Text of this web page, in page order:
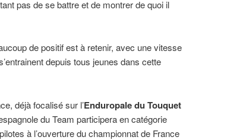
pas de se battre et de montrer de quoi il
de positif est à retenir, avec une vitesse
depuis tous jeunes dans cette
déjà focalisé sur l’Enduropale du Touquet
du Team participera en catégorie
à l’ouverture du championnat de France